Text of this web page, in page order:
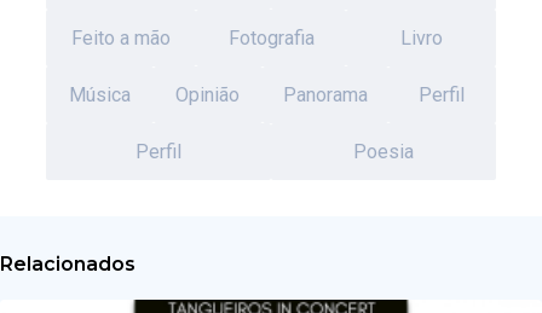
Feito a mão Fotografia Livro
Música Opinião Panorama Perfil
Perfil Poesia
Relacionados